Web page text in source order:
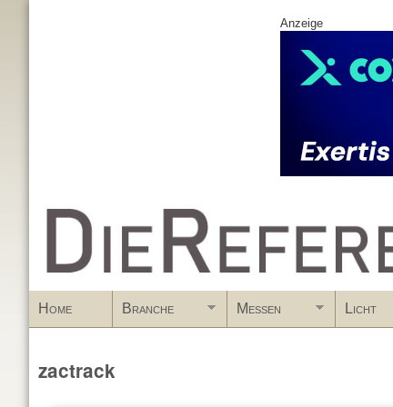
Anzeige
www.DieReferenz.de
Home Branche Messen Licht
zactrack